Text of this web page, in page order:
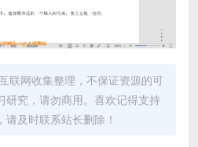
联网收集整理，不保证资源的可
研究，请勿商用。喜欢记得支持
及时联系站长删除！